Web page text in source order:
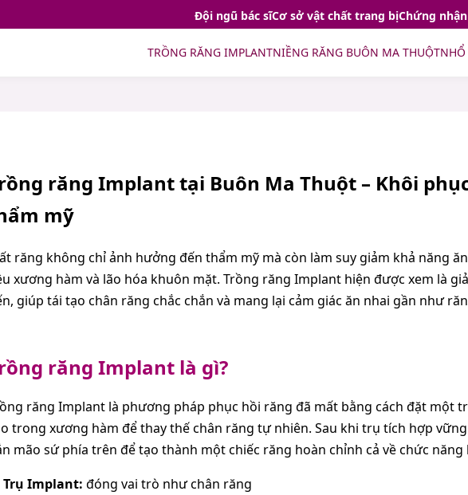
Đội ngũ bác sĩCơ sở vật chất trang bịChứng
TRỒNG RĂNG IMPLANTNIỀNG RĂNG BUÔN MA THUỘT
răng Implant tại Buôn Ma Thuột – Khôi
mỹ
răng không chỉ ảnh hưởng đến thẩm mỹ mà còn làm suy giảm khả năng
xương hàm và lão hóa khuôn mặt. Trồng răng Implant hiện được xem là
giúp tái tạo chân răng chắc chắn và mang lại cảm giác ăn nhai gần như
răng Implant là gì?
răng Implant là phương pháp phục hồi răng đã mất bằng cách đặt một
trong xương hàm để thay thế chân răng tự nhiên. Sau khi trụ tích hợp
mão sứ phía trên để tạo thành một chiếc răng hoàn chỉnh cả về chức năng
Trụ Implant: đóng vai trò như chân răng